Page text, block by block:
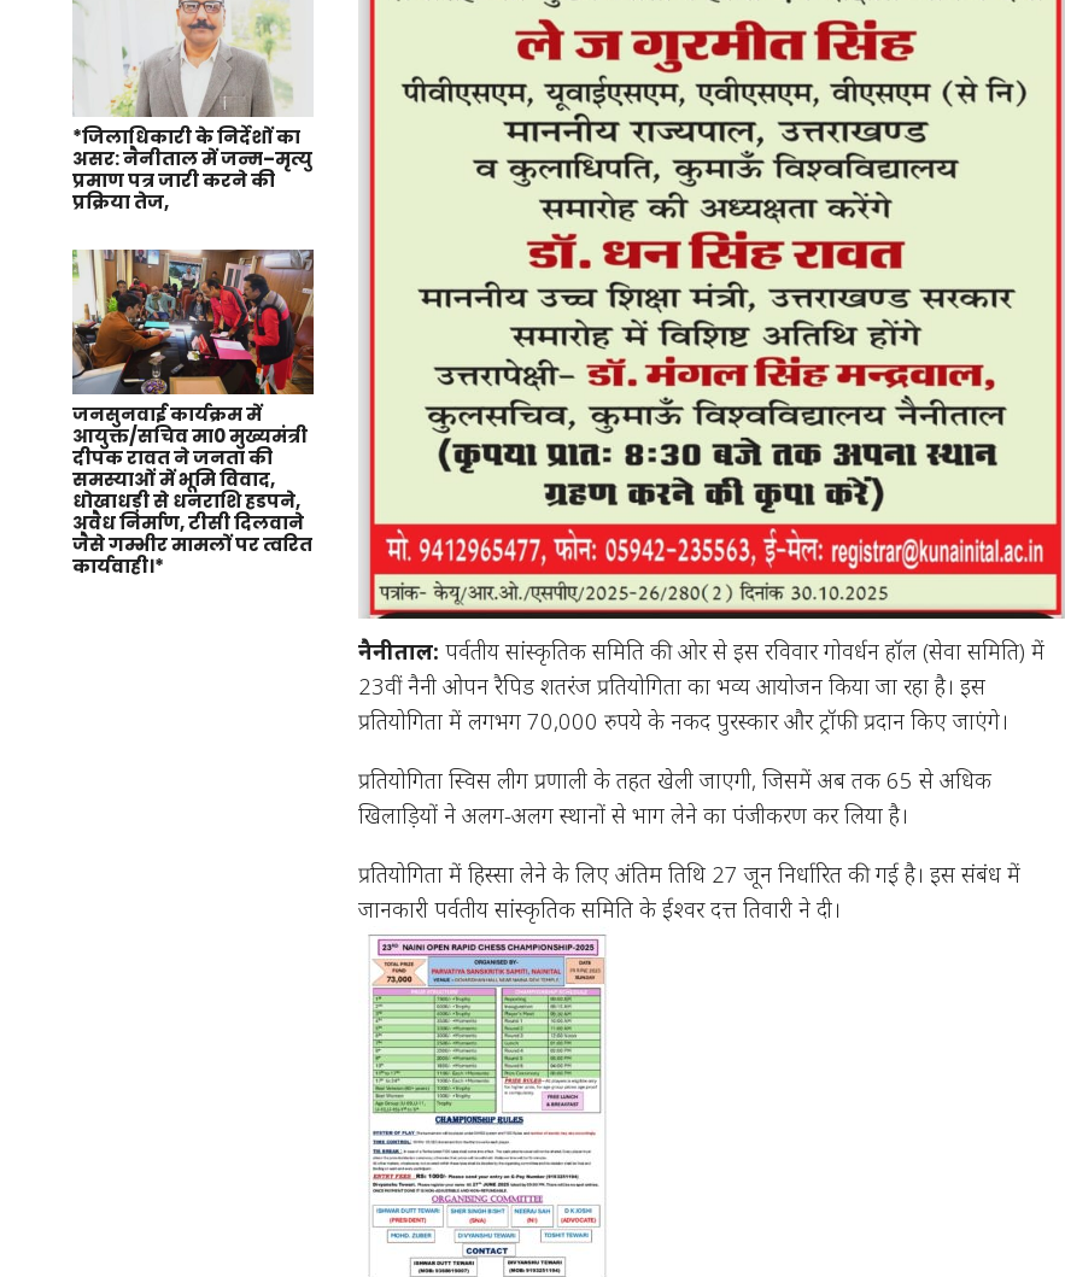
*जिलाधिकारी के निर्देशों का
असर: नैनीताल में जन्म–मृत्यु
प्रमाण पत्र जारी करने की
प्रक्रिया तेज,
जनसुनवाई कार्यक्रम में
आयुक्त/सचिव मा0 मुख्यमंत्री
दीपक रावत ने जनता की
समस्याओं में भूमि विवाद,
धोखाधड़ी से धनराशि हडपने,
अवैध निर्माण, टीसी दिलवाने
जैसे गम्भीर मामलों पर त्वरित
कार्यवाही।*
नैनीताल: पर्वतीय सांस्कृतिक समिति की ओर से इस रविवार गोवर्धन हॉल (सेवा समिति) में
23वीं नैनी ओपन रैपिड शतरंज प्रतियोगिता का भव्य आयोजन किया जा रहा है। इस
प्रतियोगिता में लगभग 70,000 रुपये के नकद पुरस्कार और ट्रॉफी प्रदान किए जाएंगे।
प्रतियोगिता स्विस लीग प्रणाली के तहत खेली जाएगी, जिसमें अब तक 65 से अधिक
खिलाड़ियों ने अलग-अलग स्थानों से भाग लेने का पंजीकरण कर लिया है।
प्रतियोगिता में हिस्सा लेने के लिए अंतिम तिथि 27 जून निर्धारित की गई है। इस संबंध में
जानकारी पर्वतीय सांस्कृतिक समिति के ईश्वर दत्त तिवारी ने दी।